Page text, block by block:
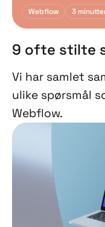
Webflow 3
9 ofte stilte
Vi har samlet
ulike spørsmål
Webflow.